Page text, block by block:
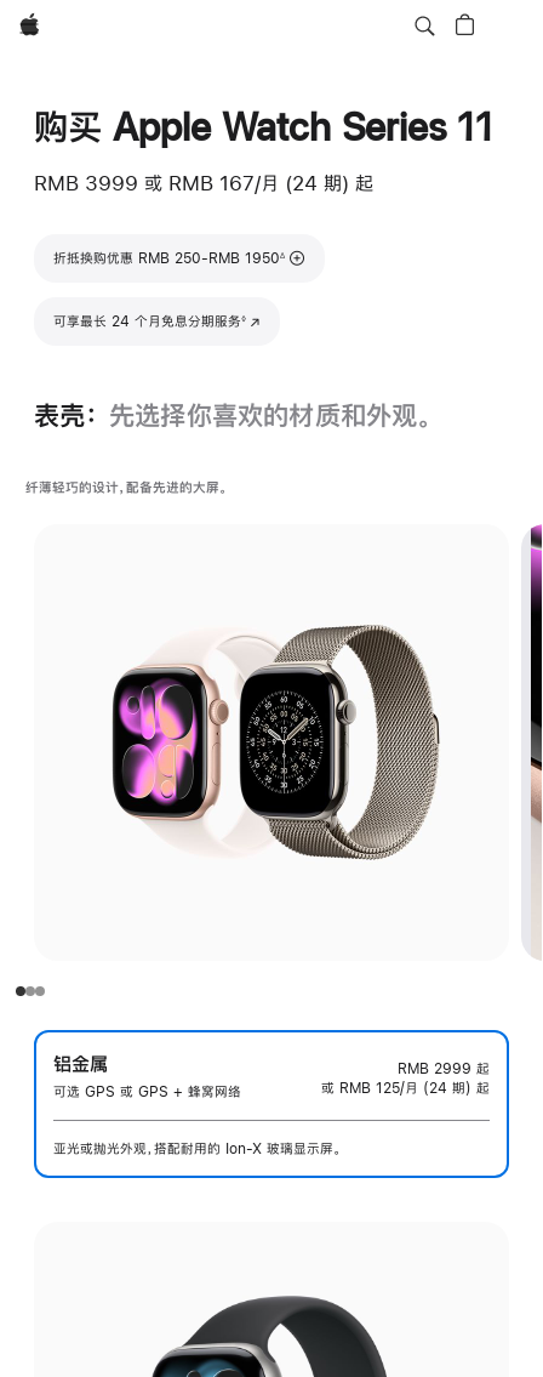
Apple
购买 Apple Watch Series 11
RMB 3999 或 RMB 167/月 (24 期) 起
折抵换购优惠 RMB 250-RMB 1950
脚注
∆
可享最长 24 个月免息分期服务◊
(在新窗口中打开)
表壳： 先选择你喜欢的材质和外观。
纤薄轻巧的设计，配备先进的大屏。
铝金属
可选 GPS 或 GPS + 蜂窝网络
RMB 2999 起
或 RMB 125/月 (24 期) 起
亚光或抛光外观，搭配耐用的 Ion-X 玻璃显示屏。